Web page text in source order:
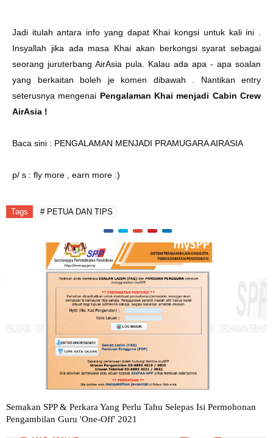
Jadi itulah antara info yang dapat Khai kongsi untuk kali ini .
Insyallah jika ada masa Khai akan berkongsi syarat sebagai
seorang juruterbang AirAsia pula. Kalau ada apa - apa soalan
yang berkaitan boleh je komen dibawah . Nantikan entry
seterusnya mengenai Pengalaman Khai menjadi Cabin Crew
AirAsia !
Baca sini : PENGALAMAN MENJADI PRAMUGARA AIRASIA
p/ s : fly more , earn more :)
Tags # PETUA DAN TIPS
Semakan SPP & Perkara Yang Perlu Tahu Selepas Isi Permohonan
Pengambilan Guru 'One-Off' 2021